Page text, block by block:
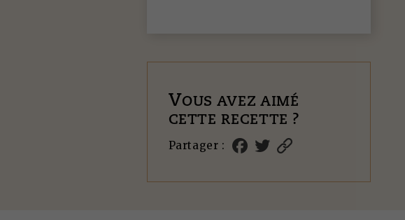
VOUS AVEZ AIMÉ
CETTE RECETTE ?
Partager :